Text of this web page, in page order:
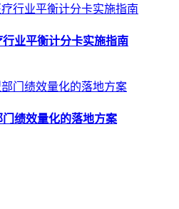
业平衡计分卡实施指南
绩效量化的落地方案